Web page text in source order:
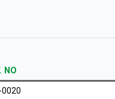
NO